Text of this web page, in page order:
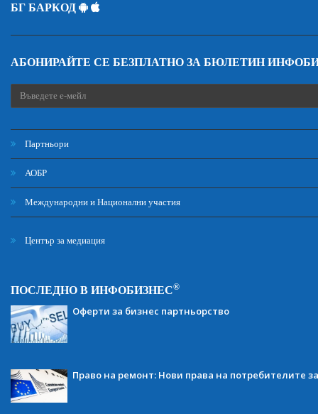
БГ БАРКОД
АБОНИРАЙТЕ СЕ БЕЗПЛАТНО ЗА БЮЛЕТИН
Партньори
АОБР
Международни и Национални участия
Център за медиация
ПОСЛЕДНО В ИНФОБИЗНЕС®
Оферти за бизнес партньорство
Право на ремонт: Нови права на потребителите